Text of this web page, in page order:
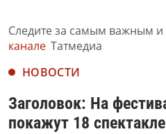
Следите за самым важным
канале Татмедиа
НОВОСТИ
Заголовок: На
покажут 18